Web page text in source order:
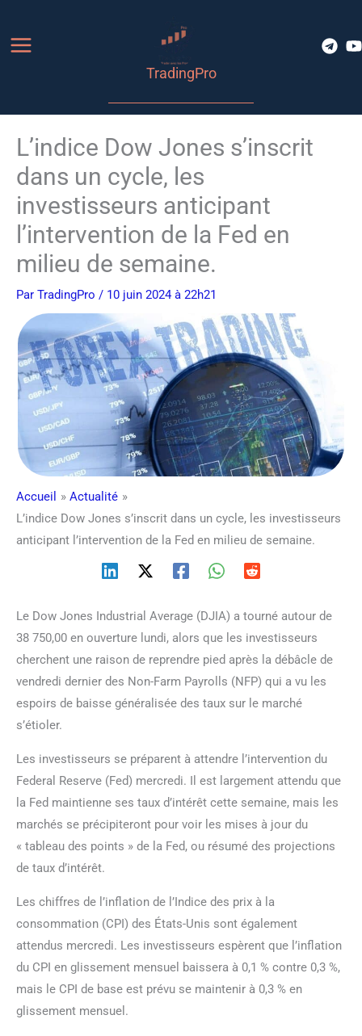
contenu
TradingPro
L’indice Dow Jones s’inscrit
dans un cycle, les
investisseurs anticipant
l’intervention de la Fed en
milieu de semaine.
Par TradingPro / 10 juin 2024 à 22h21
Accueil
Actualité
L’indice Dow Jones s’inscrit dans un cycle, les investisseurs
anticipant l’intervention de la Fed en milieu de semaine.
Le Dow Jones Industrial Average (DJIA) a tourné autour de
38 750,00 en ouverture lundi, alors que les investisseurs
cherchent une raison de reprendre pied après la débâcle de
vendredi dernier des Non-Farm Payrolls (NFP) qui a vu les
espoirs de baisse généralisée des taux sur le marché
s’étioler.
Les investisseurs se préparent à attendre l’intervention du
Federal Reserve (Fed) mercredi. Il est largement attendu que
la Fed maintienne ses taux d’intérêt cette semaine, mais les
marchés se précipiteront pour voir les mises à jour du
« tableau des points » de la Fed, ou résumé des projections
de taux d’intérêt.
Les chiffres de l’inflation de l’Indice des prix à la
consommation (CPI) des États-Unis sont également
attendus mercredi. Les investisseurs espèrent que l’inflation
du CPI en glissement mensuel baissera à 0,1 % contre 0,3 %,
mais le CPI de base est prévu se maintenir à 0,3 % en
glissement mensuel.